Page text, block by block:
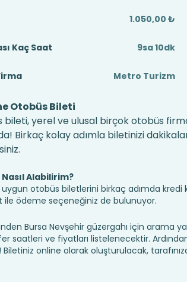
1.050,00 ₺
Kaç Saat 9sa 10dk
Metro Turizm
Otobüs Bileti
bileti, yerel ve ulusal birçok otobüs
Birkaç kolay adımla biletinizi
Alabilirim?
otobüs biletlerini birkaç adımda kredi
ile ödeme seçeneğiniz de bulunuyor.
Bursa Nevşehir güzergahı için arama
saatleri ve fiyatları listelenecektir.
Biletiniz online olarak oluşturulacak,